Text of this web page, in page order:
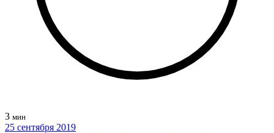
3 мин
25 сентября 2019